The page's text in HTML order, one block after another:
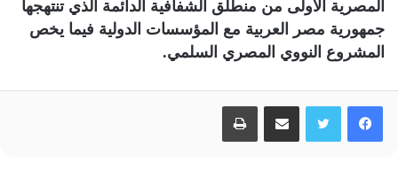
المصرية الأولى من منطلق الشفافية الدائمة الذي تنتهجها
جمهورية مصر العربية مع المؤسسات الدولية فيما يخص
المشروع النووي المصري السلمي.
فيسبوك